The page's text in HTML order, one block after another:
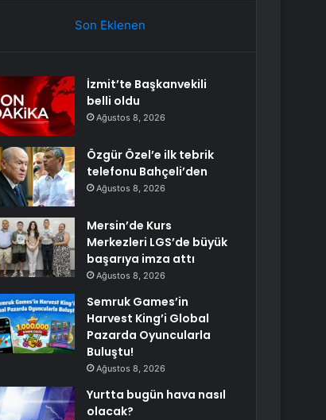
Son Eklenen
İzmit’te Başkanvekili
belli oldu
Ağustos 8, 2026
Özgür Özel’e ilk tebrik
telefonu Bahçeli’den
Ağustos 8, 2026
Mersin’de Kurs
Merkezleri LGS’de büyük
başarıya imza attı
Ağustos 8, 2026
Semruk Games’in
Harvest King’i Global
Pazarda Oyuncularla
Buluştu!
Ağustos 8, 2026
Yurtta bugün hava nasıl
olacak?